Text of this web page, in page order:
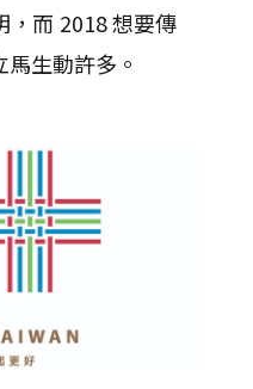
，而 2018 想要傳
生動許多。